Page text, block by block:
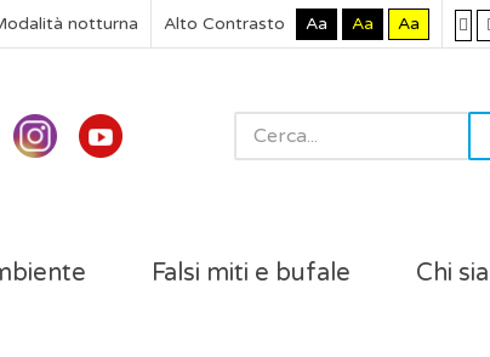
notturna Alto Contrasto Aa Aa Aa
Falsi miti e bufale Chi